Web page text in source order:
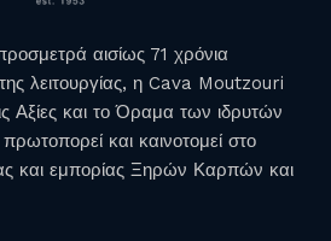
αισίως 71 χρόνια
λειτουργίας, η Cava Moutzouri
Αξίες και το Όραμα των ιδρυτών
πρωτοπορεί και καινοτομεί στο
και εμπορίας Ξηρών Καρπών και